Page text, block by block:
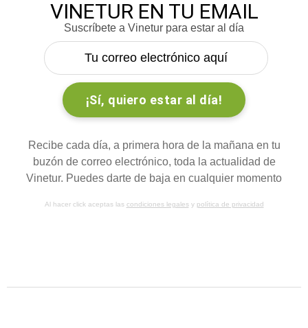
VINETUR EN TU EMAIL
Suscríbete a Vinetur para estar al día
Recibe cada día, a primera hora de la mañana en tu
buzón de correo electrónico, toda la actualidad de
Vinetur. Puedes darte de baja en cualquier momento
Al hacer click aceptas las condiciones legalesy política de privacidad